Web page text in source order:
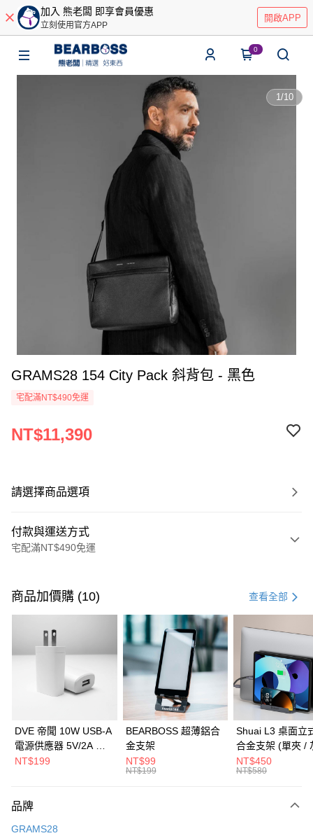
加入 熊老闆 即享會員優惠
立刻使用官方APP
開啟APP
0
1/10
GRAMS28 154 City Pack 斜背包 - 黑色
宅配滿NT$490免運
NT$11,390
請選擇商品選項
付款與運送方式
宅配滿NT$490免運
信用卡一次付款
3 期 0 利率 每期 NT$3,796
第一商業銀行
華南商業銀行
彰化商業銀行
上海商業儲蓄銀行
台北富邦商業銀行
兆豐國際商業銀行
臺灣中小企業銀行
台中商業銀行
匯豐（台灣）商業銀行
華泰商業銀行
聯邦商業銀行
元大商業銀行
台灣樂天信用卡公司
NT$1,898 21家銀行
合作金庫商業銀行
第一商業銀行
彰化商業銀行
台北富邦商業銀行
國泰世華商業銀行
兆豐國際商業銀行
臺灣中小企業銀行
匯豐（台灣）商業銀行
玉山商業銀行
台灣樂天信用卡公司
街口支付
悠遊付
商品加價購 (10) 查看全部
DVE 帝聞 10W USB-A
電源供應器 5V/2A 充
電頭 (適用閱讀器、小
NT$199
BEARBOSS 超薄鋁合
金支架
NT$99
NT$199
Shuai L3 桌面立
合金支架 (單夾 /
NT$450
NT$580
品牌
GRAMS28